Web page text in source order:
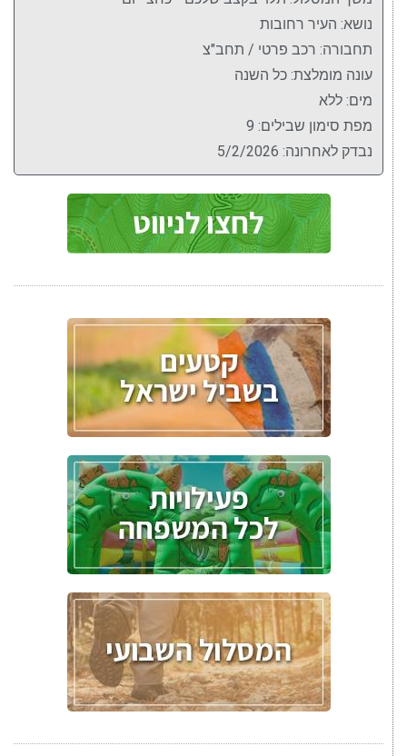
נושא: העיר רחובות
תחבורה: רכב פרטי / תחב"צ
עונה מומלצת: כל השנה
מים: ללא
מפת סימון שבילים: 9
נבדק לאחרונה: 5/2/2026